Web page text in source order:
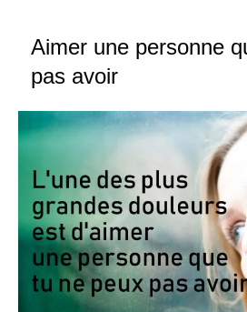
Aimer une personne
pas avoir